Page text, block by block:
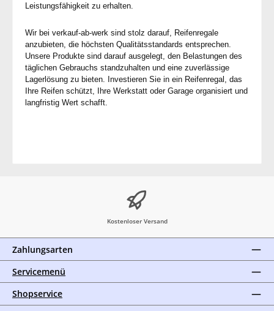
Leistungsfähigkeit zu erhalten.
Wir bei verkauf-ab-werk sind stolz darauf, Reifenregale
anzubieten, die höchsten Qualitätsstandards entsprechen.
Unsere Produkte sind darauf ausgelegt, den Belastungen des
täglichen Gebrauchs standzuhalten und eine zuverlässige
Lagerlösung zu bieten. Investieren Sie in ein Reifenregal, das
Ihre Reifen schützt, Ihre Werkstatt oder Garage organisiert und
langfristig Wert schafft.
Kostenloser Versand
Zahlungsarten
Servicemenü
Shopservice